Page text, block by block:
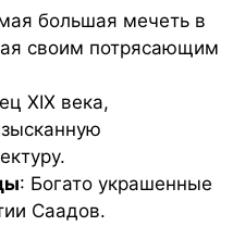
большая мечеть в
своим потрясающим
XIX века,
: Богато украшенные
Саадов.